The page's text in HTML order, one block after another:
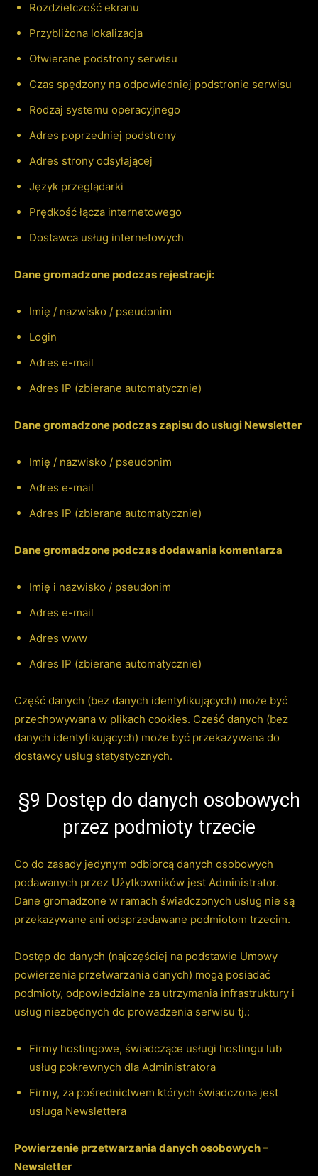
Rozdzielczość ekranu
Przybliżona lokalizacja
Otwierane podstrony serwisu
Czas spędzony na odpowiedniej podstronie serwisu
Rodzaj systemu operacyjnego
Adres poprzedniej podstrony
Adres strony odsyłającej
Język przeglądarki
Prędkość łącza internetowego
Dostawca usług internetowych
Dane gromadzone podczas rejestracji:
Imię / nazwisko / pseudonim
Login
Adres e-mail
Adres IP (zbierane automatycznie)
Dane gromadzone podczas zapisu do usługi Newsletter
Imię / nazwisko / pseudonim
Adres e-mail
Adres IP (zbierane automatycznie)
Dane gromadzone podczas dodawania komentarza
Imię i nazwisko / pseudonim
Adres e-mail
Adres www
Adres IP (zbierane automatycznie)
Część danych (bez danych identyfikujących) może być
przechowywana w plikach cookies. Cześć danych (bez
danych identyfikujących) może być przekazywana do
dostawcy usług statystycznych.
§9 Dostęp do danych osobowych
przez podmioty trzecie
Co do zasady jedynym odbiorcą danych osobowych
podawanych przez Użytkowników jest Administrator.
Dane gromadzone w ramach świadczonych usług nie są
przekazywane ani odsprzedawane podmiotom trzecim.
Dostęp do danych (najczęściej na podstawie Umowy
powierzenia przetwarzania danych) mogą posiadać
podmioty, odpowiedzialne za utrzymania infrastruktury i
usług niezbędnych do prowadzenia serwisu tj.:
Firmy hostingowe, świadczące usługi hostingu lub
usług pokrewnych dla Administratora
Firmy, za pośrednictwem których świadczona jest
usługa Newslettera
Powierzenie przetwarzania danych osobowych –
Newsletter